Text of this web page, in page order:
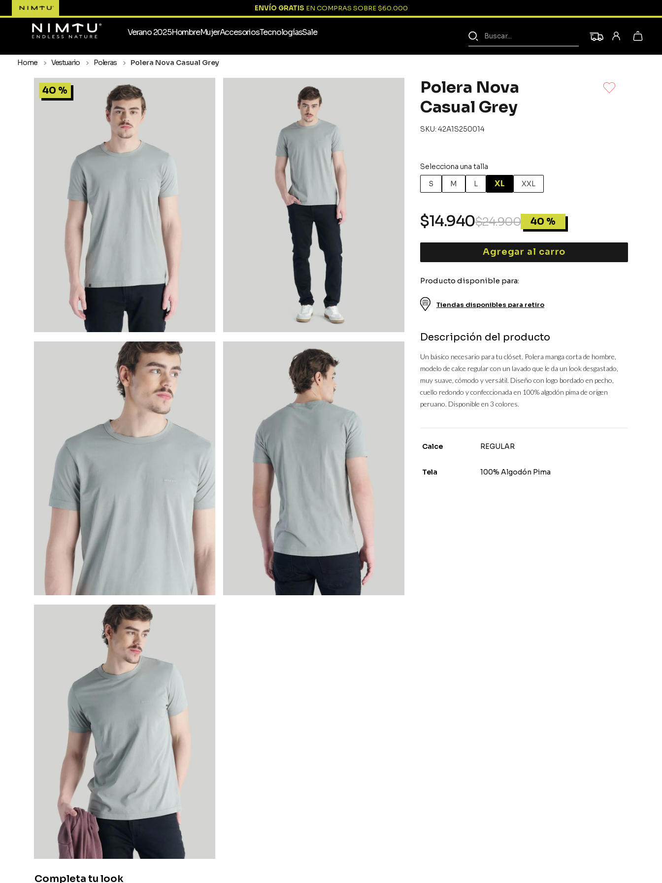
ENVÍO GRATIS EN COMPRAS SOBRE $60.000
Verano 2025HombreMujerAccesoriosTecnologíasSale Buscar...
Vestuario Poleras Polera Nova Casual Grey
40 %
Polera Nova
Casual Grey
: 42A1S250014
S M L XL XXL
$14.940$24.900 40 %
Agregar al carro
Producto disponible para:
Tiendas disponibles para retiro
Descripción del producto
Un básico necesario para tu clóset. Polera manga corta de hombre,
modelo de calce regular con un lavado que le da un look desgastado,
muy suave, cómodo y versátil. Diseño con logo bordado en pecho,
cuello redondo y confeccionada en 100% algodón pima de origen
peruano. Disponible en 3 colores.
Tela 100% Algodón Pima
Calce REGULAR
1.
chaqueta
2.
3.
polar
parkas
camisa
lonquimay
sobrecamisa
10
cortaviento